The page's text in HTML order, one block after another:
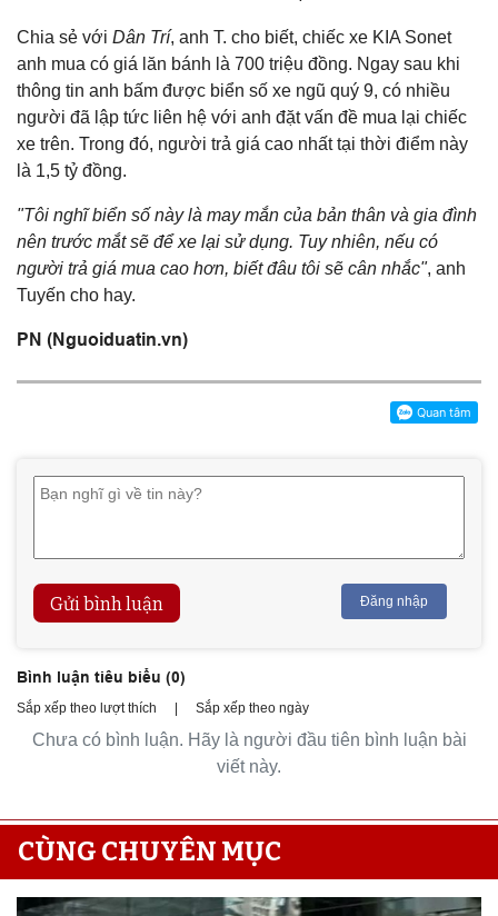
Chia sẻ với Dân Trí, anh T. cho biết, chiếc xe KIA Sonet
anh mua có giá lăn bánh là 700 triệu đồng. Ngay sau khi
thông tin anh bấm được biển số xe ngũ quý 9, có nhiều
người đã lập tức liên hệ với anh đặt vấn đề mua lại chiếc
xe trên. Trong đó, người trả giá cao nhất tại thời điểm này
là 1,5 tỷ đồng.
"Tôi nghĩ biển số này là may mắn của bản thân và gia đình
nên trước mắt sẽ để xe lại sử dụng. Tuy nhiên, nếu có
người trả giá mua cao hơn, biết đâu tôi sẽ cân nhắc", anh
Tuyến cho hay.
PN (Nguoiduatin.vn)
Gửi bình luận Đăng nhập
Bình luận tiêu biểu (0)
Sắp xếp theo lượt thích | Sắp xếp theo ngày
Chưa có bình luận. Hãy là người đầu tiên bình luận bài
viết này.
CÙNG CHUYÊN MỤC